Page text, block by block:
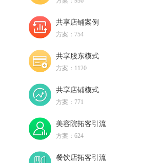
共享店铺案例
方案：754
共享股东模式
方案：1120
共享店铺模式
方案：771
美容院拓客引流
方案：624
餐饮店拓客引流